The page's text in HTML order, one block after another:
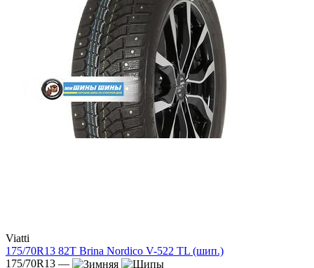
Viatti
175/70R13 82T Brina Nordico V-522 TL (шип.)
175/70R13 —